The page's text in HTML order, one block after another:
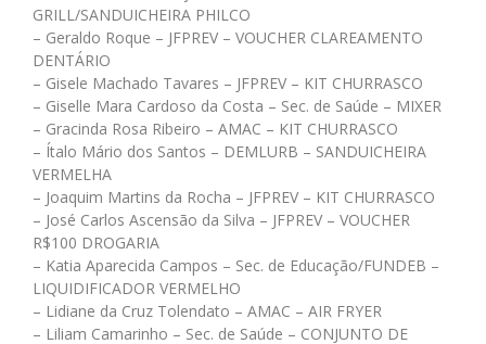
GRILL/SANDUICHEIRA PHILCO
– Geraldo Roque – JFPREV – VOUCHER CLAREAMENTO
DENTÁRIO
– Gisele Machado Tavares – JFPREV – KIT CHURRASCO
– Giselle Mara Cardoso da Costa – Sec. de Saúde – MIXER
– Gracinda Rosa Ribeiro – AMAC – KIT CHURRASCO
– Ítalo Mário dos Santos – DEMLURB – SANDUICHEIRA
VERMELHA
– Joaquim Martins da Rocha – JFPREV – KIT CHURRASCO
– José Carlos Ascensão da Silva – JFPREV – VOUCHER
R$100 DROGARIA
– Katia Aparecida Campos – Sec. de Educação/FUNDEB –
LIQUIDIFICADOR VERMELHO
– Lidiane da Cruz Tolendato – AMAC – AIR FRYER
– Liliam Camarinho – Sec. de Saúde – CONJUNTO DE